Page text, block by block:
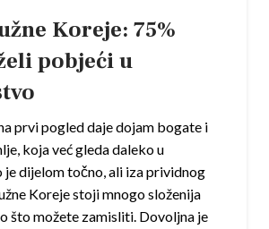
Koreje: 75%
pobjeći u
prvi pogled daje dojam bogate i
koja već gleda daleko u
je dijelom točno, ali iza prividnog
Koreje stoji mnogo složenija
što možete zamisliti. Dovoljna je